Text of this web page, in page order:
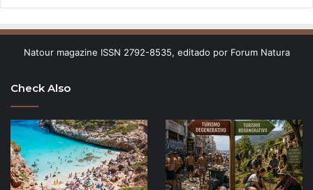
Natour magazine ISSN 2792-8535, editado por Forum Natura
Check Also